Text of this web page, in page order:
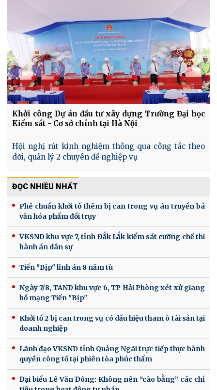
Khởi công Dự án đầu tư xây dựng Trường Đại học
Kiểm sát - Cơ sở chính tại Hà Nội
Hội nghị rút kinh nghiệm thông qua công tác theo
dõi, quản lý 2 chuyên đề nghiệp vụ
ĐỌC NHIỀU NHẤT
Phê chuẩn khởi tố thêm bị can trong vụ án truyền bá
văn hóa phẩm đồi trụy
VKSND khu vực 7, tỉnh Đắk Lắk kiểm sát cưỡng chế thi
hành án dân sự
Tiến "Bịp" lĩnh án 8 năm tù
Ngày 7/8, TAND khu vực 6, TP Hải Phòng xét xử giang
hồ mạng Tiến "Bịp"
Khởi tố 2 bị can trong vụ có dấu hiệu tham ô tài sản tại
doanh nghiệp
Lãnh đạo VKSND tỉnh Quảng Ngãi trực tiếp thực hành
quyền công tố tại phiên tòa phúc thẩm
Đại biểu Lê Văn Đông: Không nên “cào bằng” các chỉ